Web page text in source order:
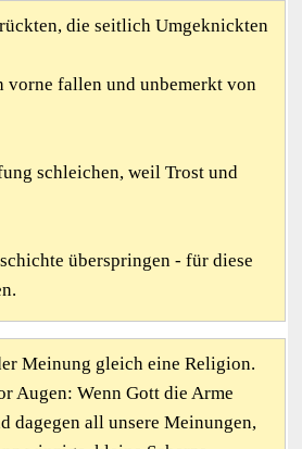
die seitlich Umgeknickten
vorne fallen und unbemerkt von
schleichen, weil Trost und
überspringen - für diese
Meinung gleich eine Religion.
Augen: Wenn Gott die Arme
dagegen all unsere Meinungen,